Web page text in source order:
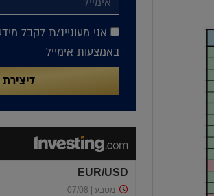
אני מעוניינ/ת לקבל
באמצעות אימייל